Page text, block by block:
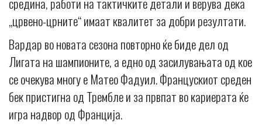
„црвено-црните“ имаат квалитет за добри резултати.
Вардар во новата сезона повторно ќе биде дел од
Лигата на шампионите, а едно од засилувањата од кое
се очекува многу е Матео Фадуил. Францускиот среден
бек пристигна од Трембле и за првпат во кариерата ќе
игра надвор од Франција.